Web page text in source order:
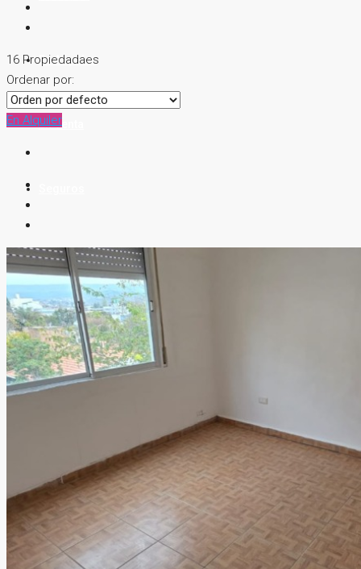
En Alquiler
En Venta
Contacto
16 Propiedadaes
Ordenar por:
En Alquiler